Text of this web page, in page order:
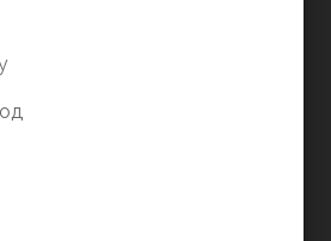
- 44 шт. (32 дома и 12
материалы.
лет.
Россия